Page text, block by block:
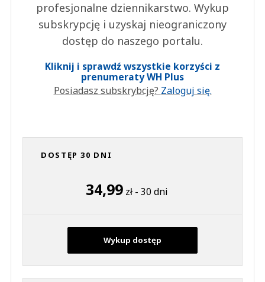
profesjonalne dziennikarstwo. Wykup
subskrypcję i uzyskaj nieograniczony
dostęp do naszego portalu.
Kliknij i sprawdź wszystkie korzyści z
prenumeraty WH Plus
Posiadasz subskrybcję? Zaloguj się.
DOSTĘP 30 DNI
34,99 zł - 30 dni
Wykup dostęp